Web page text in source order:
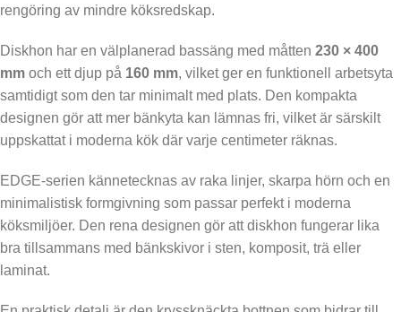
rengöring av mindre köksredskap.
Diskhon har en välplanerad bassäng med måtten 230 × 400
mm och ett djup på 160 mm, vilket ger en funktionell arbetsyta
samtidigt som den tar minimalt med plats. Den kompakta
designen gör att mer bänkyta kan lämnas fri, vilket är särskilt
uppskattat i moderna kök där varje centimeter räknas.
EDGE-serien kännetecknas av raka linjer, skarpa hörn och en
minimalistisk formgivning som passar perfekt i moderna
köksmiljöer. Den rena designen gör att diskhon fungerar lika
bra tillsammans med bänkskivor i sten, komposit, trä eller
laminat.